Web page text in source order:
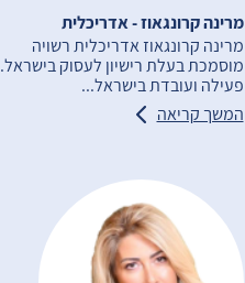
מרינה קרונגאוז - אדריכלית
מרינה קרונגאוז אדריכלית רשויה
מוסמכת בעלת רישיון לעסוק בישראל.
פעילה ועובדת בישראל...
המשך קריאה